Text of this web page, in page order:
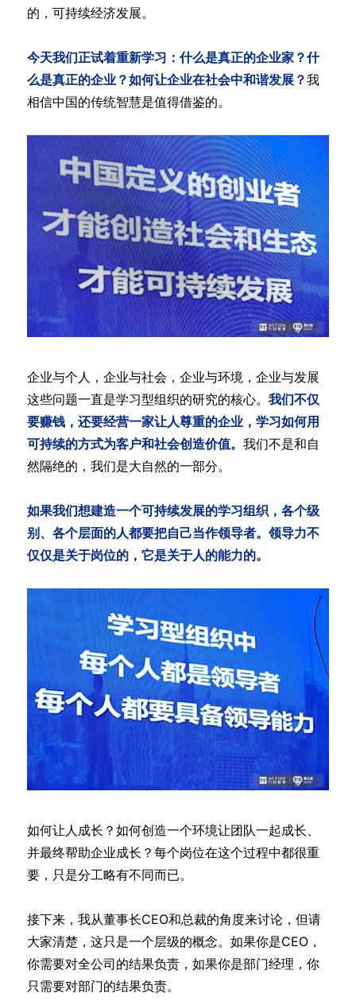
的，可持续经济发展。
今天我们正试着重新学习：什么是真正的企业家？什
么是真正的企业？如何让企业在社会中和谐发展？我
相信中国的传统智慧是值得借鉴的。
企业与个人，企业与社会，企业与环境，企业与发展
这些问题一直是学习型组织的研究的核心。 我们不仅
要赚钱，还要经营一家让人尊重的企业，学习如何用
可持续的方式为客户和社会创造价值。 我们不是和自
然隔绝的，我们是大自然的一部分。
如果我们想建造一个可持续发展的学习组织，各个级
别、各个层面的人都要把自己当作领导者。领导力不
仅仅是关于岗位的，它是关于人的能力的。
如何让人成长？如何创造一个环境让团队一起成长、
并最终帮助企业成长？每个岗位在这个过程中都很重
要，只是分工略有不同而已。
接下来，我从董事长CEO和总裁的角度来讨论，但请
大家清楚，这只是一个层级的概念。如果你是CEO，
你需要对全公司的结果负责，如果你是部门经理，你
只需要对部门的结果负责。